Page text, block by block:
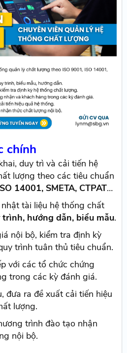
chính
duy trì và cải tiến hệ
lượng theo các tiêu chuẩn
14001, SMETA, CTPAT…
tài liệu hệ thống chất
trình, hướng dẫn, biểu mẫu.
nội bộ, kiểm tra định kỳ
trình tuân thủ tiêu chuẩn.
với các tổ chức chứng
trong các kỳ đánh giá.
đưa ra đề xuất cải tiến hiệu
lượng.
trình đào tạo nhận
nội bộ.